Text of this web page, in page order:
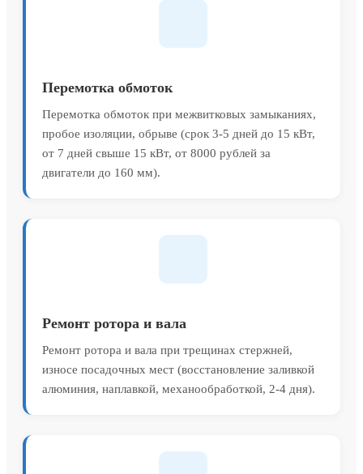
Перемотка обмоток
Перемотка обмоток при межвитковых замыканиях,
пробое изоляции, обрыве (срок 3-5 дней до 15 кВт,
от 7 дней свыше 15 кВт, от 8000 рублей за
двигатели до 160 мм).
Ремонт ротора и вала
Ремонт ротора и вала при трещинах стержней,
износе посадочных мест (восстановление заливкой
алюминия, наплавкой, механообработкой, 2-4 дня).